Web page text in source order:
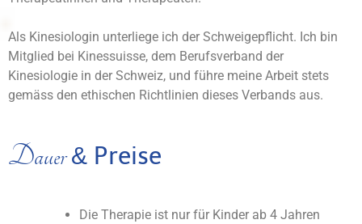
Als Kinesiologin unterliege ich der Schweigepflicht. Ich bin
Mitglied bei Kinessuisse, dem Berufsverband der
Kinesiologie in der Schweiz, und führe meine Arbeit stets
gemäss den ethischen Richtlinien dieses Verbands aus.
Dauer& Preise
Die Therapie ist nur für Kinder ab 4 Jahren